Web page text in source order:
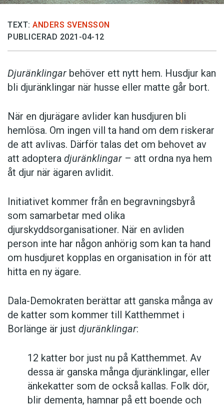
TEXT: ANDERS SVENSSON
PUBLICERAD 2021-04-12
Djuränklingar behöver ett nytt hem. Husdjur kan
bli djuränklingar när husse eller matte går bort.
När en djurägare avlider kan husdjuren bli
hemlösa. Om ingen vill ta hand om dem riskerar
de att avlivas. Därför talas det om behovet av
att adoptera djuränklingar – att ordna nya hem
åt djur när ägaren avlidit.
Initiativet kommer från en begravningsbyrå
som samarbetar med olika
djurskyddsorganisationer. När en avliden
person inte har någon anhörig som kan ta hand
om husdjuret kopplas en organisation in för att
hitta en ny ägare.
Dala-Demokraten berättar att ganska många av
de katter som kommer till Katthemmet i
Borlänge är just djuränklingar:
12 katter bor just nu på Katthemmet. Av
dessa är ganska många djuränklingar, eller
änkekatter som de också kallas. Folk dör,
blir dementa, hamnar på ett boende och